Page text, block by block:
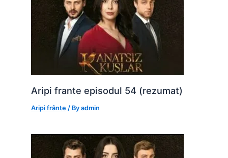
Aripi frante episodul 54 (rezumat)
Aripi frânte / Byadmin